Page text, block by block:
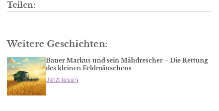
Teilen:
Weitere Geschichten:
Bauer Markus und sein Mähdrescher – Die Rettung
des kleinen Feldmäuschens
Jetzt lesen